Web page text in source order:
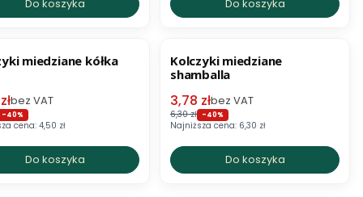
Do koszyka Do koszyka
miedziane kółka
promocyjna netto
bez VAT
-40%
cena: 4,50 zł
Do koszyka
Kolczyki miedziane
shamballa
Cena promocyjna netto
3,78 złbez VAT
6,30 zł -40%
Najniższa cena: 6,30 zł
Do koszyka